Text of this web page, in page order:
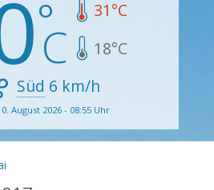
31°C
18°C
Süd 6 km/h
August 2026 - 08:55 Uhr